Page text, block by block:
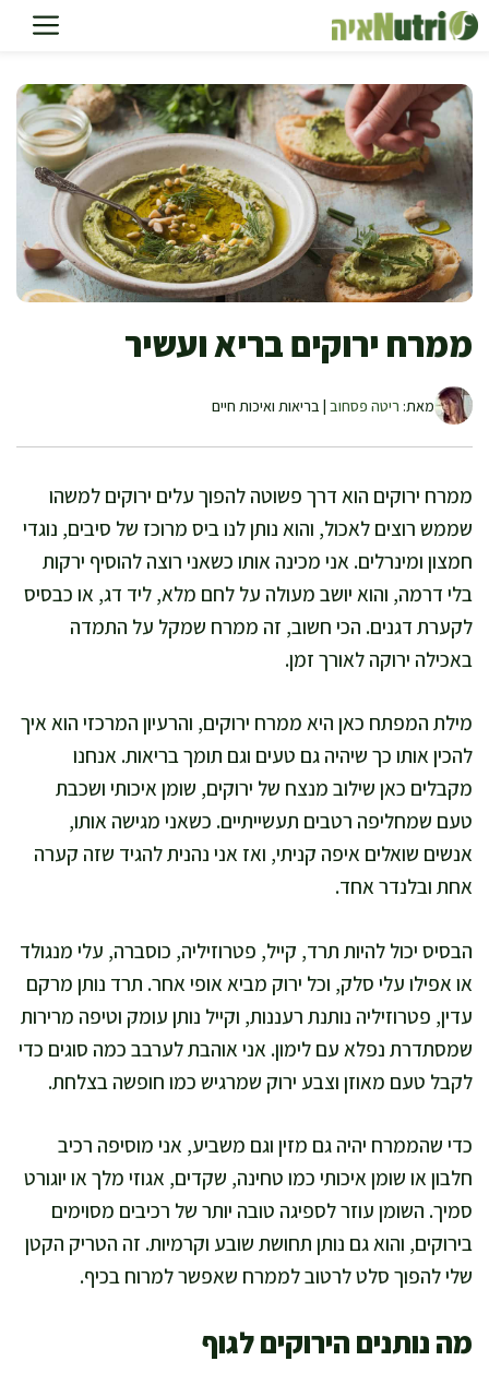
לדלג
לתוכן
ממרח ירוקים בריא ועשיר
מאת: ריטה פסחוב | בריאות ואיכות חיים
ממרח ירוקים הוא דרך פשוטה להפוך עלים ירוקים למשהו
שממש רוצים לאכול, והוא נותן לנו ביס מרוכז של סיבים, נוגדי
חמצון ומינרלים. אני מכינה אותו כשאני רוצה להוסיף ירקות
בלי דרמה, והוא יושב מעולה על לחם מלא, ליד דג, או כבסיס
לקערת דגנים. הכי חשוב, זה ממרח שמקל על התמדה
באכילה ירוקה לאורך זמן.
מילת המפתח כאן היא ממרח ירוקים, והרעיון המרכזי הוא איך
להכין אותו כך שיהיה גם טעים וגם תומך בריאות. אנחנו
מקבלים כאן שילוב מנצח של ירוקים, שומן איכותי ושכבת
טעם שמחליפה רטבים תעשייתיים. כשאני מגישה אותו,
אנשים שואלים איפה קניתי, ואז אני נהנית להגיד שזה קערה
אחת ובלנדר אחד.
הבסיס יכול להיות תרד, קייל, פטרוזיליה, כוסברה, עלי מנגולד
או אפילו עלי סלק, וכל ירוק מביא אופי אחר. תרד נותן מרקם
עדין, פטרוזיליה נותנת רעננות, וקייל נותן עומק וטיפה מרירות
שמסתדרת נפלא עם לימון. אני אוהבת לערבב כמה סוגים כדי
לקבל טעם מאוזן וצבע ירוק שמרגיש כמו חופשה בצלחת.
כדי שהממרח יהיה גם מזין וגם משביע, אני מוסיפה רכיב
חלבון או שומן איכותי כמו טחינה, שקדים, אגוזי מלך או יוגורט
סמיך. השומן עוזר לספיגה טובה יותר של רכיבים מסוימים
בירוקים, והוא גם נותן תחושת שובע וקרמיות. זה הטריק הקטן
שלי להפוך סלט לרטוב לממרח שאפשר למרוח בכיף.
מה נותנים הירוקים לגוף